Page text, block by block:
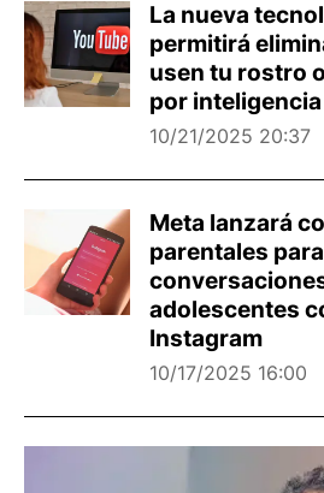
La nueva
permitirá
usen tu rostro
por
10/21/2025 20:37
Meta lanzará
parentales
adolescentes
Instagram
10/17/2025 16:00